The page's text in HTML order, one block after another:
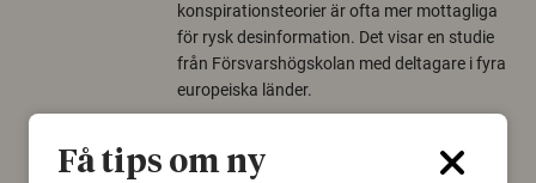
konspirationsteorier är ofta mer mottagliga
för rysk desinformation. Det visar en studie
från Försvarshögskolan med deltagare i fyra
europeiska länder.
Få tips om ny